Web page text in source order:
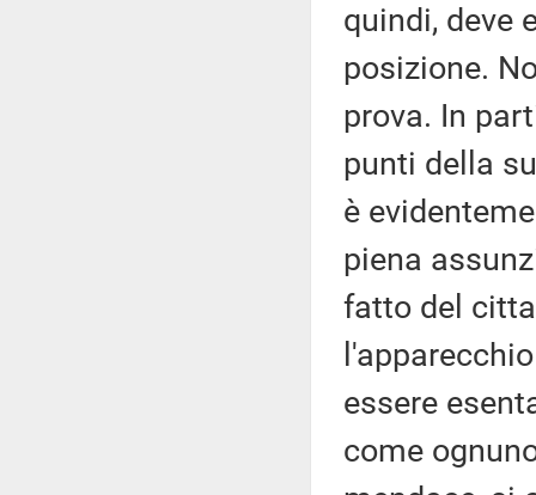
quindi, deve
posizione.
prova. In
punti della
è
piena
fatto del
essere
come